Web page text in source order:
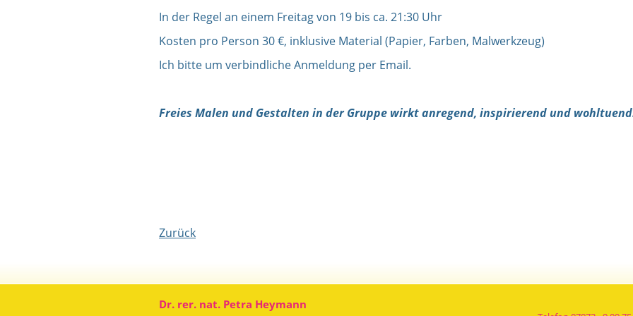
In der Regel an einem Freitag von 19 bis ca. 21:30 Uhr
Kosten pro Person 30 €, inklusive Material (Papier, Farben, Malwerkzeug)
Ich bitte um verbindliche Anmeldung per Email.
Freies Malen und Gestalten in der Gruppe wirkt anregend, inspirierend und
Zurück
Dr. rer. nat. Petra Heymann